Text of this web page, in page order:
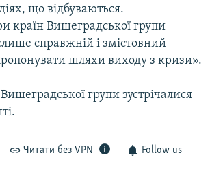
що відбуваються.
країн Вишеградської групи
справжній і змістовний
шляхи виходу з кризи».
групи зустрічалися
Читати без VPN Follow us